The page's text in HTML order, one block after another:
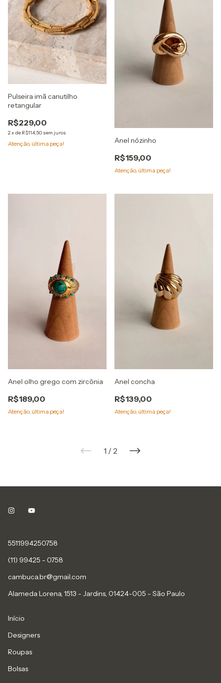
Pulseira imã canutilho
retangular
R$229,00
2x de R$114,50 sem juros
Atenção, última peça! Anel nózinho
R$159,00
Atenção, última peça!
Anel olho grego com zircônia
R$189,00
Atenção, última peça!
Anel concha
R$139,00
Atenção, última peça!
1 / 2
5511994250758
(11) 99425 - 0758
cambuca.br@gmail.com
Alameda Lorena, 1513 - Jardins, 01424-005 - São Paulo
Início
Designers
Roupas
Bolsas